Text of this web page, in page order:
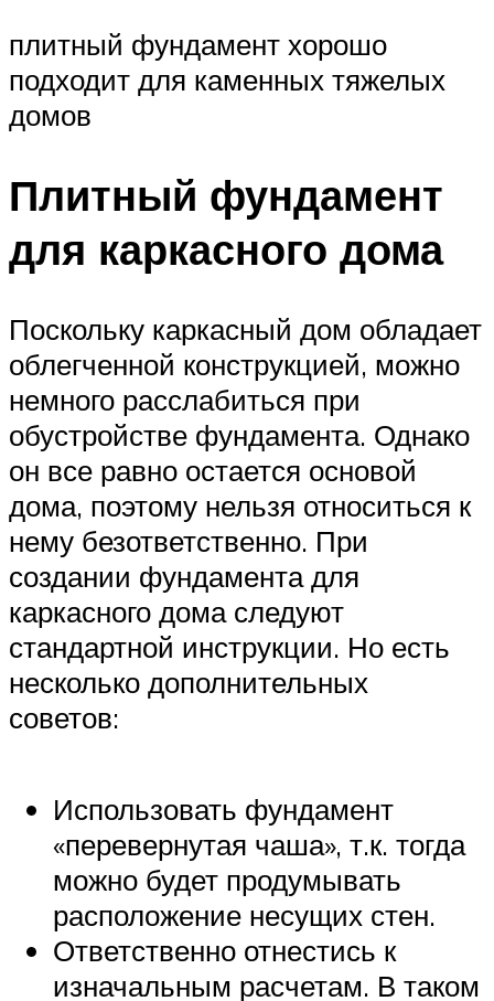
плитный фундамент хорошо
подходит для каменных тяжелых
домов
Плитный фундамент
для каркасного дома
Поскольку каркасный дом обладает
облегченной конструкцией, можно
немного расслабиться при
обустройстве фундамента. Однако
он все равно остается основой
дома, поэтому нельзя относиться к
нему безответственно. При
создании фундамента для
каркасного дома следуют
стандартной инструкции. Но есть
несколько дополнительных
советов:
Использовать фундамент
«перевернутая чаша», т.к. тогда
можно будет продумывать
расположение несущих стен.
Ответственно отнестись к
изначальным расчетам. В таком